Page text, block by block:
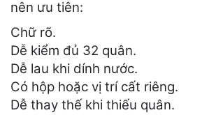
nên ưu tiên:
Chữ rõ.
Dễ kiểm đủ 32 quân.
Dễ lau khi dính nước.
Có hộp hoặc vị trí cất riêng.
Dễ thay thế khi thiếu quân.